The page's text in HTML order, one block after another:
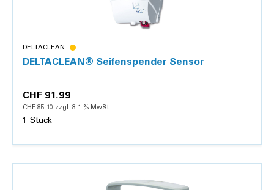
DELTACLEAN
DELTACLEAN® Seifenspender Sensor
CHF 91.99
CHF 85.10 zzgl. 8.1 % MwSt.
1 Stück
Details